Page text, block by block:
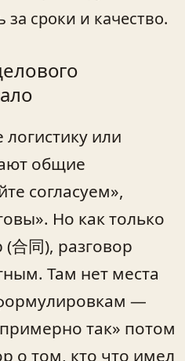
за сроки и качество.
или
общие
согласуем»,
Но как только
合同), разговор
Там нет места
—
так» потом
о том, кто что имел